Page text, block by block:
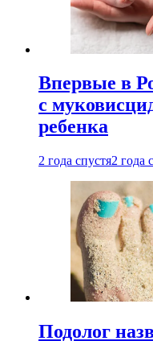
Впервые в
с
ребенка
2 года спустя2 года
Подолог